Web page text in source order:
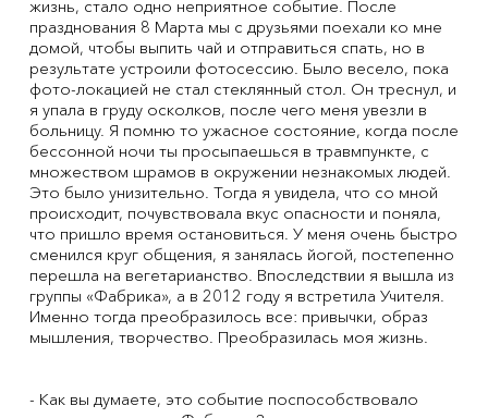
жизнь, стало одно неприятное событие. После
празднования 8 Марта мы с друзьями поехали ко мне
домой, чтобы выпить чай и отправиться спать, но в
результате устроили фотосессию. Было весело, пока
фото-локацией не стал стеклянный стол. Он треснул, и
я упала в груду осколков, после чего меня увезли в
больницу. Я помню то ужасное состояние, когда после
бессонной ночи ты просыпаешься в травмпункте, с
множеством шрамов в окружении незнакомых людей.
Это было унизительно. Тогда я увидела, что со мной
происходит, почувствовала вкус опасности и поняла,
что пришло время остановиться. У меня очень быстро
сменился круг общения, я занялась йогой, постепенно
перешла на вегетарианство. Впоследствии я вышла из
группы «Фабрика», а в 2012 году я встретила Учителя.
Именно тогда преобразилось все: привычки, образ
мышления, творчество. Преобразилась моя жизнь.
- Как вы думаете, это событие поспособствовало